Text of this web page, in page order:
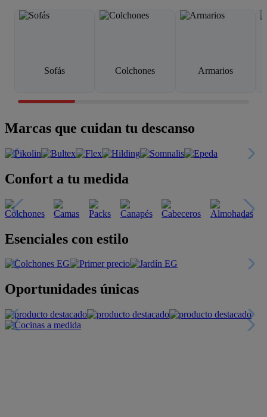
Sofás Colchones Armarios
Marcas que cuidan tu descanso
Confort a tu medida
Esenciales con estilo
Oportunidades únicas